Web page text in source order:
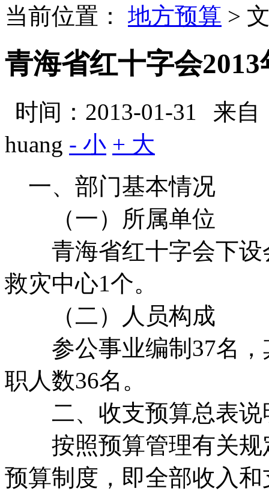
当前位置： 地方预算 >
青海省红十字会
时间：2013-01-31
来自
huang - 小 + 大
一、部门基本情况
（一）所属单位
青海省红十字会下设
救灾中心1个。
（二）人员构成
参公事业编制37名，
职人数36名。
二、收支预算总表说
按照预算管理有关规
预算制度，即全部收入